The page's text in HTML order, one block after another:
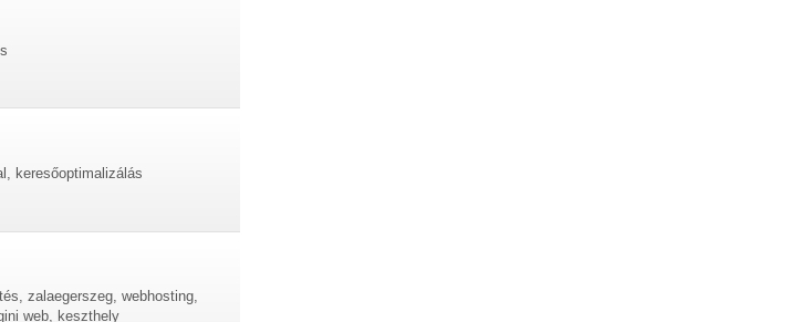
keresőoptimalizálás
zalaegerszeg, webhosting,
web, keszthely